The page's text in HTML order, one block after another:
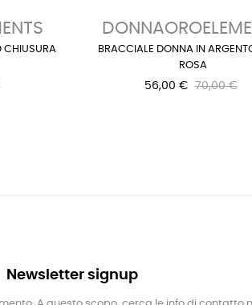
CHIUSURA
BRACCIALE DONNA IN
ROSA
56,00 € 70,00 €
Newsletter signup